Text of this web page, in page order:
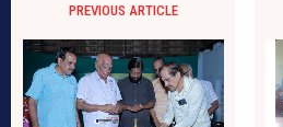
PREVIOUS ARTICLE